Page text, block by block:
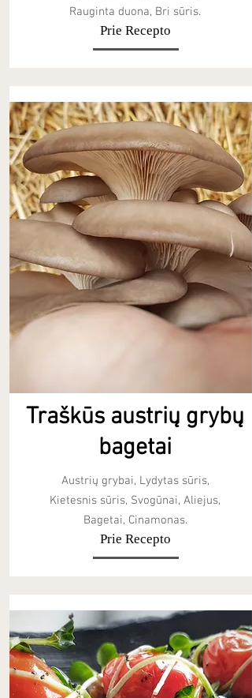
Rauginta duona, Bri sūris.
Prie Recepto
Traškūs austrių grybų
bagetai
Austrių grybai, Lydytas sūris,
Kietesnis sūris, Svogūnai, Aliejus,
Bagetai, Cinamonas.
Prie Recepto